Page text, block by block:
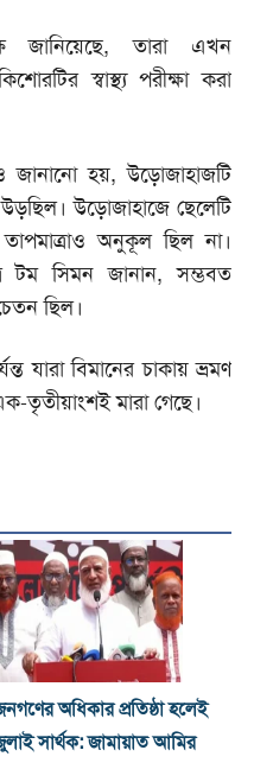
জানিয়েছে, তারা এখন
স্বাস্থ্য পরীক্ষা করা
হয়, উড়োজাহাজটি
উড়োজাহাজে ছেলেটি
অনুকূল ছিল না।
টম সিমন জানান, সম্ভবত
ছিল।
বিমানের চাকায় ভ্রমণ
তৃতীয়াংশই মারা গেছে।
অধিকার প্রতিষ্ঠা হলেই
সার্থক: জামায়াত আমির